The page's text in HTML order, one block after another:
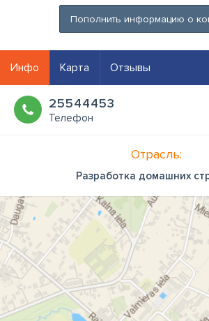
Пополнить информацию о
Инфо Карта Отзывы
25544453
Телефон
Отрасль:
Разработка домашних